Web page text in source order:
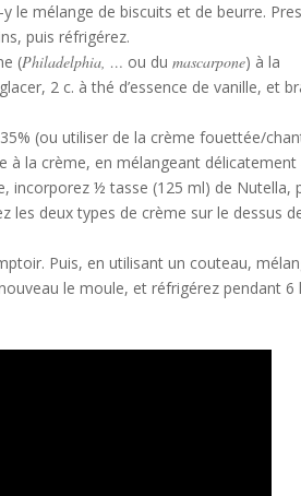
le mélange de biscuits et de beurre.
puis réfrigérez.
(Philadelphia, … ou dumascarpone) à la
2 c. à thé d’essence de vanille, et
(ou utiliser de la crème fouettée/
la crème, en mélangeant délicatement
incorporez ½ tasse (125 ml) de Nutella,
les deux types de crème sur le dessus
Puis, en utilisant un couteau,
le moule, et réfrigérez pendant 6